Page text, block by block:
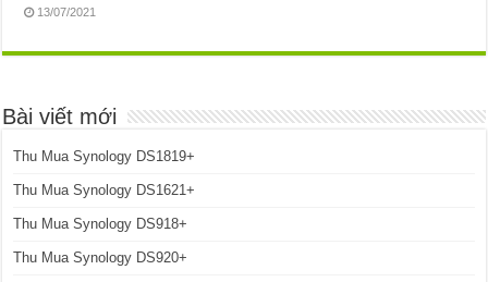
13/07/2021
Bài viết mới
Thu Mua Synology DS1819+
Thu Mua Synology DS1621+
Thu Mua Synology DS918+
Thu Mua Synology DS920+